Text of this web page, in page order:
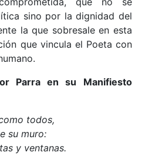
sino por la dignidad del
la que sobresale en esta
que vincula el Poeta con
Parra en su Manifiesto
todos,
su muro:
y ventanas.